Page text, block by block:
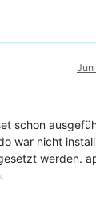
Jun
schon
war nicht
werden.